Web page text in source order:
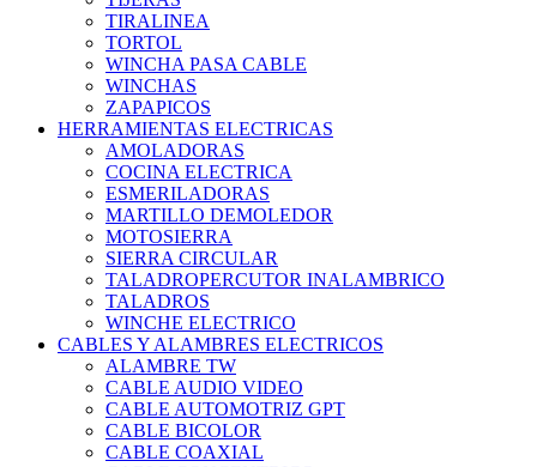
TIRALINEA
TORTOL
WINCHA PASA CABLE
WINCHAS
ZAPAPICOS
HERRAMIENTAS ELECTRICAS
AMOLADORAS
COCINA ELECTRICA
ESMERILADORAS
MARTILLO DEMOLEDOR
MOTOSIERRA
SIERRA CIRCULAR
TALADROPERCUTOR INALAMBRICO
TALADROS
WINCHE ELECTRICO
CABLES Y ALAMBRES ELECTRICOS
ALAMBRE TW
CABLE AUDIO VIDEO
CABLE AUTOMOTRIZ GPT
CABLE BICOLOR
CABLE COAXIAL